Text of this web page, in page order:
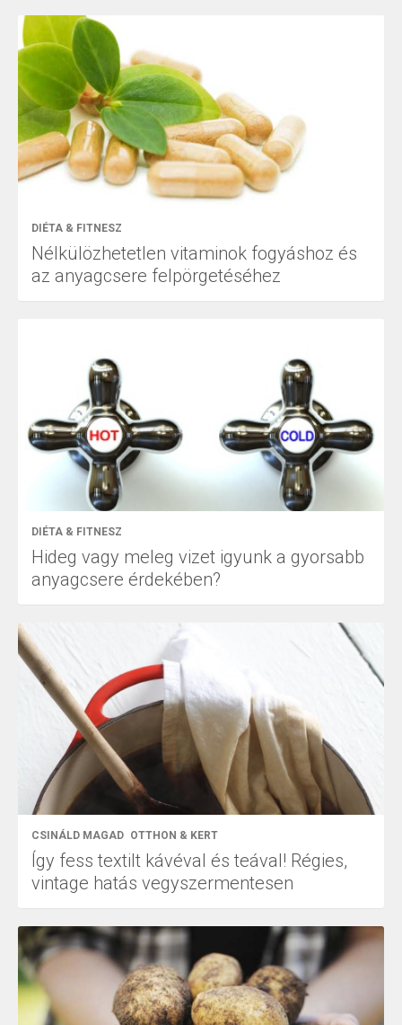
DIÉTA & FITNESZ
Nélkülözhetetlen vitaminok fogyáshoz és
az anyagcsere felpörgetéséhez
DIÉTA & FITNESZ
Hideg vagy meleg vizet igyunk a gyorsabb
anyagcsere érdekében?
CSINÁLD MAGAD OTTHON & KERT
Így fess textilt kávéval és teával! Régies,
vintage hatás vegyszermentesen